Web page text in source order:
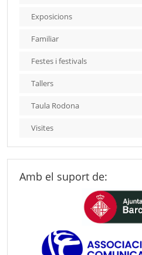
Exposicions
Familiar
Festes i festivals
Tallers
Taula Rodona
Visites
Amb el suport de: